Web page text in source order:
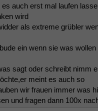
auch erst mal laufen
wird
als extreme grübler
ein wenn sie was wollen
sagt oder schreibt nimm
meint es auch so
wir frauen immer was
und fragen dann 100x